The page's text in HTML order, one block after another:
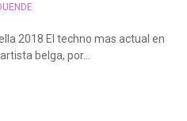
2018 El techno mas actual en
belga, por…